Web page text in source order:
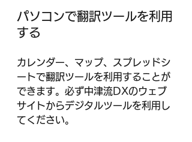
パソコンで翻訳ツールを利用
する
カレンダー、マップ、スプレッドシ
ートで翻訳ツールを利用することが
できます。必ず中津流DXのウェブ
サイトからデジタルツールを利用し
てください。